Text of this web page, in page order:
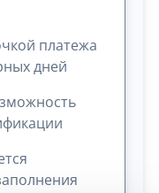
платежа
дней